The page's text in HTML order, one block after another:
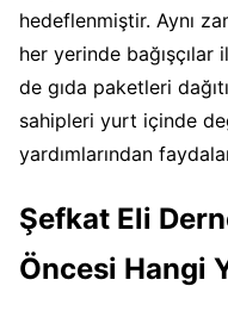
hedeflenmiştir. Aynı
her yerinde
de gıda paketleri
sahipleri yurt içinde
yardımlarından
Şefkat Eli
Öncesi Hangi